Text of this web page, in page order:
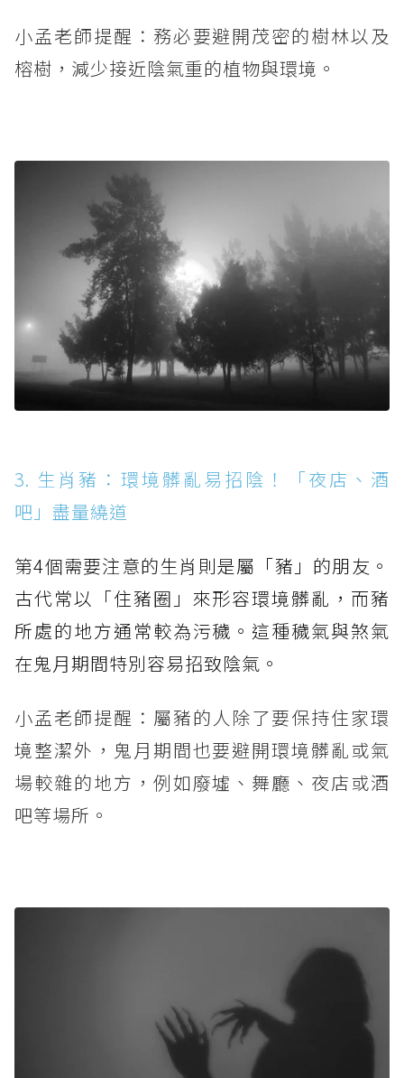
小孟老師提醒：務必要避開茂密的樹林以及
榕樹，減少接近陰氣重的植物與環境。
3. 生肖豬：環境髒亂易招陰！「夜店、酒
吧」盡量繞道
第4個需要注意的生肖則是屬「豬」的朋友。
古代常以「住豬圈」來形容環境髒亂，而豬
所處的地方通常較為污穢。這種穢氣與煞氣
在鬼月期間特別容易招致陰氣。
小孟老師提醒：屬豬的人除了要保持住家環
境整潔外，鬼月期間也要避開環境髒亂或氣
場較雜的地方，例如廢墟、舞廳、夜店或酒
吧等場所。